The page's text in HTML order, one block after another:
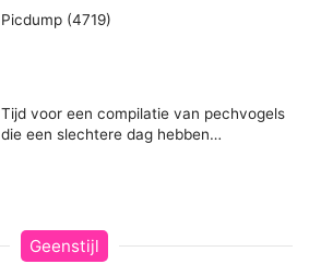
Picdump (4719)
Tijd voor een compilatie van pechvogels
die een slechtere dag hebben…
Geenstijl